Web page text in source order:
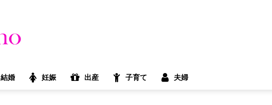
結婚 妊娠 出産 子育て 夫婦